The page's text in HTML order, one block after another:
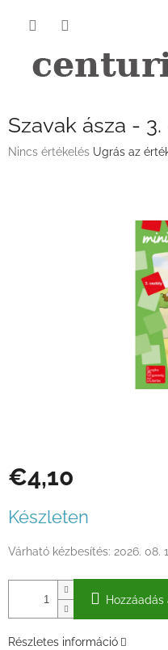
Szavak ásza -
A
Nincs értékelés Ugrás az
€4,10
Készleten
Várható kézbesítés: 2026. 08.
Hozzáadás
Részletes információ